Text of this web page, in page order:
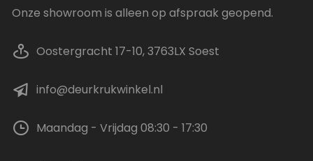
Onze showroom is alleen op afspraak geopend.
Oostergracht 17-10, 3763LX Soest
info@deurkrukwinkel.nl
Maandag - Vrijdag 08:30 - 17:30